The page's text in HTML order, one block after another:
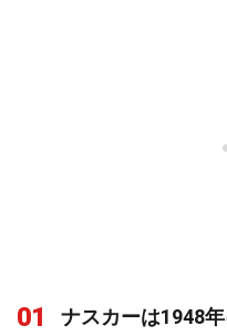
01 ナスカーは1948